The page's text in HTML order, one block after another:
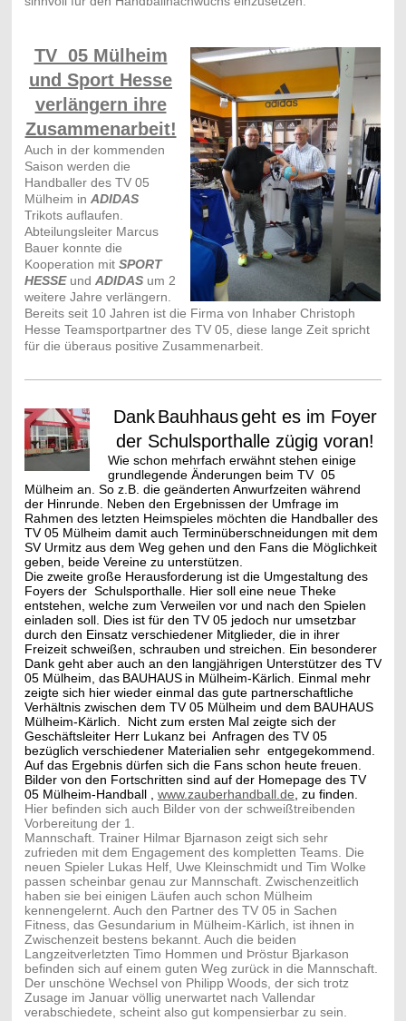
TV 05 Mülheim
und Sport Hesse
verlängern ihre
Zusammenarbeit!
Auch in der kommenden
Saison werden die
Handballer des TV 05
Mülheim in ADIDAS
Trikots auflaufen.
Abteilungsleiter Marcus
Bauer konnte die
Kooperation mit SPORT
HESSEund ADIDASum 2
weitere Jahre verlängern.
Bereits seit 10 Jahren ist die Firma von Inhaber Christoph
Hesse Teamsportpartner des TV 05, diese lange Zeit spricht
für die überaus positive Zusammenarbeit.
Dank Bauhhausgeht es im Foyer
der Schulsporthalle zügig voran!
Wie schon mehrfach erwähnt stehen einige
grundlegende Änderungen beim TV 05
Mülheim an. So z.B. die geänderten Anwurfzeiten während
der Hinrunde. Neben den Ergebnissen der Umfrage im
Rahmen des letzten Heimspieles möchten die Handballer des
TV 05 Mülheim damit auch Terminüberschneidungen mit dem
SV Urmitz aus dem Weg gehen und den Fans die Möglichkeit
geben, beide Vereine zu unterstützen.
Die zweite große Herausforderung ist die Umgestaltung des
Foyers der Schulsporthalle. Hier soll eine neue Theke
entstehen, welche zum Verweilen vor und nach den Spielen
einladen soll. Dies ist für den TV 05 jedoch nur umsetzbar
durch den Einsatz verschiedener Mitglieder, die in ihrer
Freizeit schweißen, schrauben und streichen. Ein besonderer
Dank geht aber auch an den langjährigen Unterstützer des TV
05 Mülheim, das BAUHAUS in Mülheim-Kärlich. Einmal mehr
zeigte sich hier wieder einmal das gute partnerschaftliche
Verhältnis zwischen dem TV 05 Mülheim und dem BAUHAUS
Mülheim-Kärlich. Nicht zum ersten Mal zeigte sich der
Geschäftsleiter Herr Lukanz bei Anfragen des TV 05
bezüglich verschiedener Materialien sehr entgegekommend.
Auf das Ergebnis dürfen sich die Fans schon heute freuen.
Bilder von den Fortschritten sind auf der Homepage des TV
05 Mülheim-Handball , www.zauberhandball.de, zu finden.
Hier befinden sich auch Bilder von der schweißtreibenden
Vorbereitung der 1.
Mannschaft. Trainer Hilmar Bjarnason zeigt sich sehr
zufrieden mit dem Engagement des kompletten Teams. Die
neuen Spieler Lukas Helf, Uwe Kleinschmidt und Tim Wolke
passen scheinbar genau zur Mannschaft. Zwischenzeitlich
haben sie bei einigen Läufen auch schon Mülheim
kennengelernt. Auch den Partner des TV 05 in Sachen
Fitness, das Gesundarium in Mülheim-Kärlich, ist ihnen in
Zwischenzeit bestens bekannt. Auch die beiden
Langzeitverletzten Timo Hommen und Þröstur Bjarkason
befinden sich auf einem guten Weg zurück in die Mannschaft.
Der unschöne Wechsel von Philipp Woods, der sich trotz
Zusage im Januar völlig unerwartet nach Vallendar
verabschiedete, scheint also gut kompensierbar zu sein.